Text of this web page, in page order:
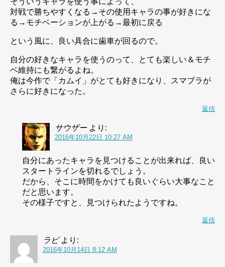
対戦で勝ちやすくなる→その使用キャラの事が好きにな
る→モチベーションが上がる→最初に戻る
という風に、良い具合に歯車が回るので。
自分の好きなキャラを使うのって、とても楽しい＆モチ
ベ維持にも繋がるよね。
俺は今作で「カムイ」がとても好きになり、スマブラが
さらに好きになった。
返信
サウザー より:
2016年10月22日 10:27 AM
自分にあったキャラを見つけることが出来れば、良い
スタートラインを切れるでしょう。
だから、そこに時間をかけても良いぐらい大事なこと
だと思います。
その様子ですと、見つけられたようですね。
返信
ラビ より:
2016年10月14日 8:12 AM